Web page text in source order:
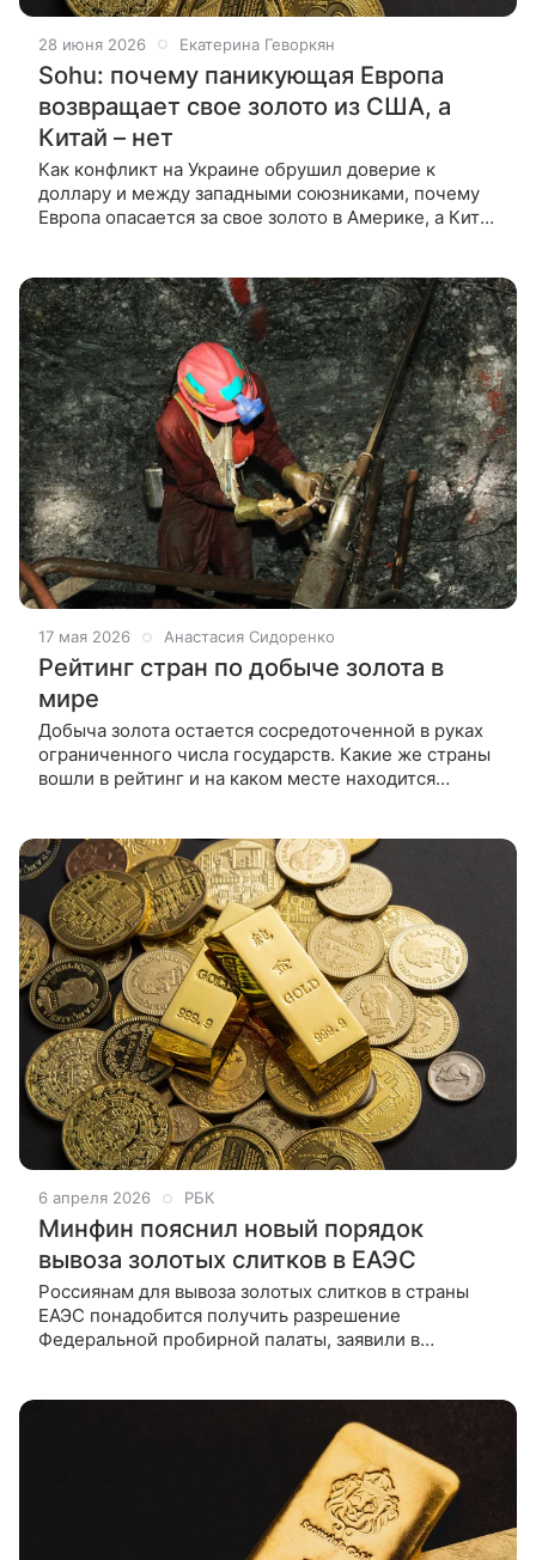
28 июня 2026 Екатерина Геворкян
Sohu: почему паникующая Европа
возвращает свое золото из США, а
Китай – нет
Как конфликт на Украине обрушил доверие к
доллару и между западными союзниками, почему
Европа опасается за свое золото в Америке, а Китай
17 мая 2026 Анастасия Сидоренко
Рейтинг стран по добыче золота в
мире
Добыча золота остается сосредоточенной в руках
ограниченного числа государств. Какие же страны
вошли в рейтинг и на каком месте находится
6 апреля 2026 РБК
Минфин пояснил новый порядок
вывоза золотых слитков в ЕАЭС
Россиянам для вывоза золотых слитков в страны
ЕАЭС понадобится получить разрешение
Федеральной пробирной палаты, заявили в